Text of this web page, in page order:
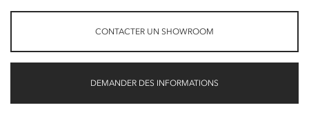
CONTACTER UN SHOWROOM
DEMANDER DES INFORMATIONS